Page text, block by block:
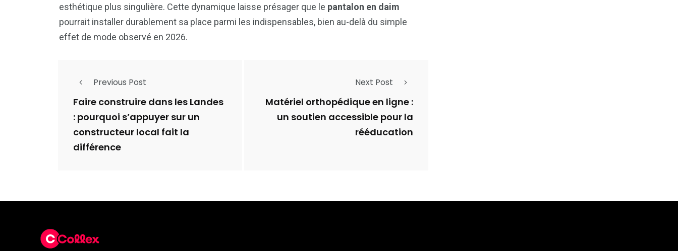
esthétique plus singulière. Cette dynamique laisse présager que le pantalon en daim
pourrait installer durablement sa place parmi les indispensables, bien au-delà du simple
effet de mode observé en 2026.
Previous Post
Faire construire dans les Landes
: pourquoi s’appuyer sur un
constructeur local fait la
différence
Next Post
Matériel orthopédique en ligne :
un soutien accessible pour la
rééducation